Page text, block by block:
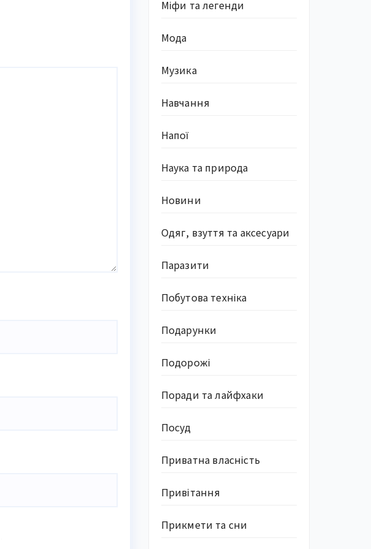
Міфи та легенди
Мода
Музика
Навчання
Напої
Наука та природа
Новини
Одяг, взуття та аксесуари
Паразити
Побутова техніка
Подарунки
Подорожі
Поради та лайфхаки
Посуд
Приватна власність
Привітання
Прикмети та сни